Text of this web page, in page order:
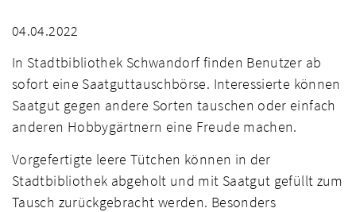
04.04.2022
In Stadtbibliothek Schwandorf finden Benutzer ab
sofort eine Saatguttauschbörse. Interessierte können
Saatgut gegen andere Sorten tauschen oder einfach
anderen Hobbygärtnern eine Freude machen.
Vorgefertigte leere Tütchen können in der
Stadtbibliothek abgeholt und mit Saatgut gefüllt zum
Tausch zurückgebracht werden. Besonders